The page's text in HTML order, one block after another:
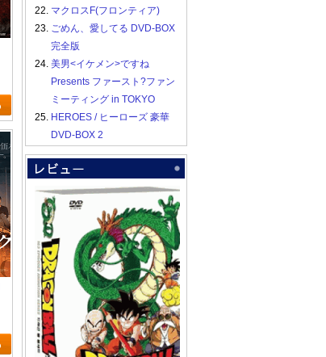
22. マクロスF(フロンティア)
23. ごめん、愛してる DVD-BOX
完全版
24. 美男<イケメン>ですね
Presents ファースト?ファン
ミーティング in TOKYO
25. HEROES / ヒーローズ 豪華
DVD-BOX 2